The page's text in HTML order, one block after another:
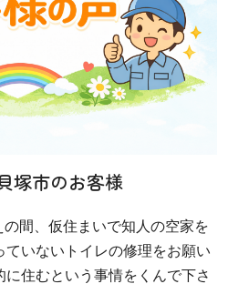
塚市のお客様
間、仮住まいで知人の空家を
いないトイレの修理をお願い
に住むという事情をくんで下さ